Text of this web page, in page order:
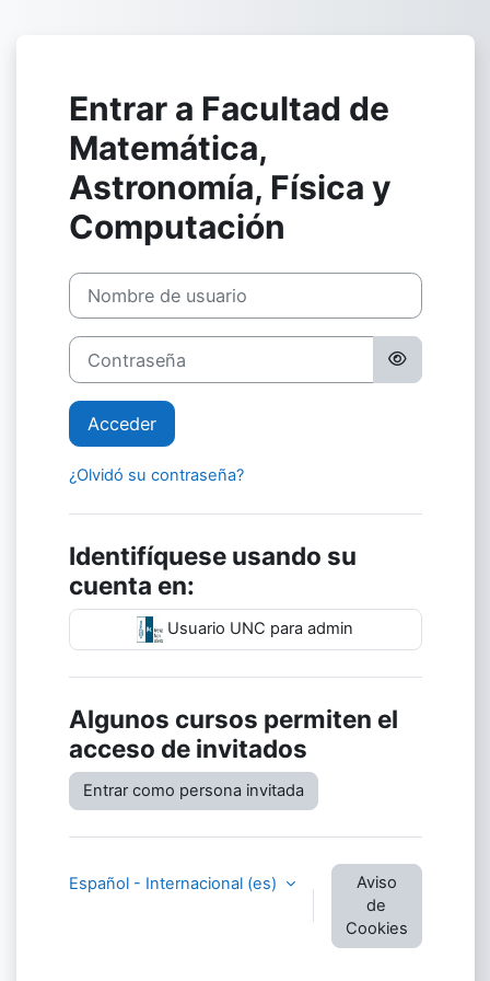
Entrar a Facultad de
Matemática,
Astronomía, Física y
Computación
Nombre de usuario
Contraseña
Acceder
¿Olvidó su contraseña?
Identifíquese usando su
cuenta en:
Usuario UNC para admin
Algunos cursos permiten el
acceso de invitados
Entrar como persona invitada
Español - Internacional ‎(es)‎
Aviso
de
Cookies